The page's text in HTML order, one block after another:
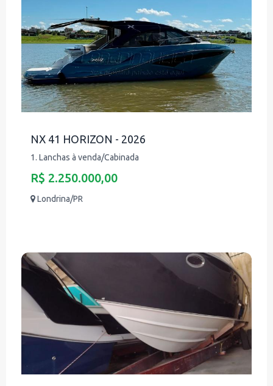
NX 41 HORIZON - 2026
1. Lanchas à venda/Cabinada
R$ 2.250.000,00
Londrina/PR